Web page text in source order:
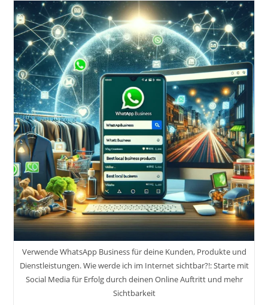
Für
Social
Selling.
Erfahre,
Wie
Du
Deine
Verkäufe
Über
Soziale
Netzwerke
Steigerst.
Wie
Du
Deine
Tätigkeit
Über
Soziale
Netzwerke
Vermarkten
Kannst.
Wie
Werde
Ich
Im
Internet
Sichtbar?!:
Starte
Mit
Social
Verwende WhatsApp Business für deine Kunden, Produkte und
Dienstleistungen. Wie werde ich im Internet sichtbar?!: Starte mit
Social Media für Erfolg durch deinen Online Auftritt und mehr
Sichtbarkeit